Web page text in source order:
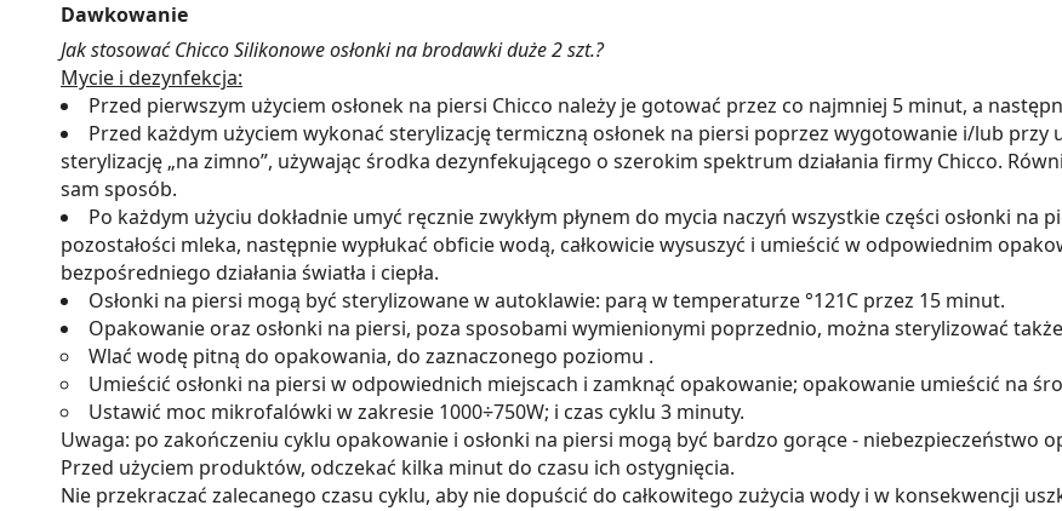
Dawkowanie
Jak stosować Chicco Silikonowe osłonki na brodawki duże 2 szt.?
Mycie i dezynfekcja:
Przed pierwszym użyciem osłonek na piersi Chicco należy je gotować przez co najmniej 5 minut, a
Przed każdym użyciem wykonać sterylizację termiczną osłonek na piersi poprzez wygotowanie i/lub
sterylizację „na zimno”, używając środka dezynfekującego o szerokim spektrum działania firmy Chicco.
sam sposób.
Po każdym użyciu dokładnie umyć ręcznie zwykłym płynem do mycia naczyń wszystkie części osłonki na
pozostałości mleka, następnie wypłukać obficie wodą, całkowicie wysuszyć i umieścić w odpowiednim
bezpośredniego działania światła i ciepła.
Osłonki na piersi mogą być sterylizowane w autoklawie: parą w temperaturze °121C przez 15 minut.
Opakowanie oraz osłonki na piersi, poza sposobami wymienionymi poprzednio, można sterylizować
Wlać wodę pitną do opakowania, do zaznaczonego poziomu .
Umieścić osłonki na piersi w odpowiednich miejscach i zamknąć opakowanie; opakowanie umieścić na
Ustawić moc mikrofalówki w zakresie 1000÷750W; i czas cyklu 3 minuty.
Uwaga: po zakończeniu cyklu opakowanie i osłonki na piersi mogą być bardzo gorące - niebezpieczeństwo
Przed użyciem produktów, odczekać kilka minut do czasu ich ostygnięcia.
Nie przekraczać zalecanego czasu cyklu, aby nie dopuścić do całkowitego zużycia wody i w konsekwencji